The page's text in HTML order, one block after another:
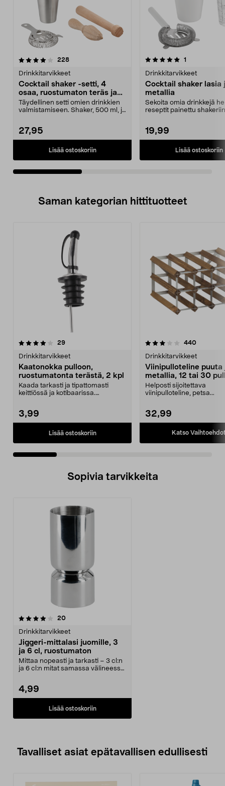
228arvostelut
Drinkkitarvikkeet
Cocktail shaker -setti, 4
osaa, ruostumaton teräs ja
puu
Täydellinen setti omien drinkkien
valmistamiseen. Shaker, 500 ml, ja
27,95
Lisää ostoskoriin
5.0viidestä
1
Drinkkitarvikkeet
Cocktail shaker lasia
metallia
Sekoita omia drinkkejä
reseptit painettu
19,99
Lisää ostoskoriin
4.5viidestä
Saman kategorian hittituotteet
29arvostelut
Drinkkitarvikkeet
Kaatonokka pulloon,
ruostumatonta terästä, 2 kpl
Kaada tarkasti ja tipattomasti
keittiössä ja kotibaarissa.
3,99
Lisää ostoskoriin
3.5 viidestä
440arvostelut
Drinkkitarvikkeet
Viinipulloteline puuta
metallia, 12 tai 30
Helposti sijoitettava
viinipulloteline, petsa...
32,99
Katso
4.0 viidestä
Sopivia tarvikkeita
20arvostelut
Drinkkitarvikkeet
Jiggeri-mittalasi juomille, 3
ja 6 cl, ruostumaton
Mittaa nopeasti ja tarkasti – 3 cl:n
ja 6 cl:n mitat samassa välineessä.
4,99
Lisää ostoskoriin
Tavalliset asiat epätavallisen edullisesti